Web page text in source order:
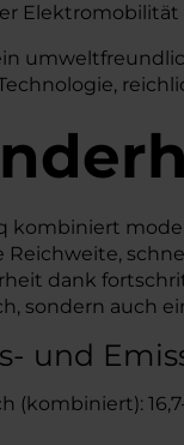
kombiniert
dank
sondern auch
und
(kombiniert):